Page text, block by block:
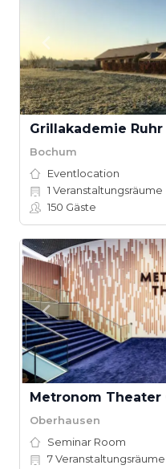
Grillakademie Ruhr
Bochum
Eventlocation
1 Veranstaltungsräume
150 Gäste
Metronom Theater
Oberhausen
Seminar Room
7Veranstaltungsräume